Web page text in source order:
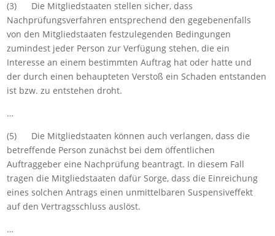
(3) Die Mitgliedstaaten stellen sicher, dass
Nachprüfungsverfahren entsprechend den gegebenenfalls
von den Mitgliedstaaten festzulegenden Bedingungen
zumindest jeder Person zur Verfügung stehen, die ein
Interesse an einem bestimmten Auftrag hat oder hatte und
der durch einen behaupteten Verstoß ein Schaden entstanden
ist bzw. zu entstehen droht.
…
(5) Die Mitgliedstaaten können auch verlangen, dass die
betreffende Person zunächst bei dem öffentlichen
Auftraggeber eine Nachprüfung beantragt. In diesem Fall
tragen die Mitgliedstaaten dafür Sorge, dass die Einreichung
eines solchen Antrags einen unmittelbaren Suspensiveffekt
auf den Vertragsschluss auslöst.
…